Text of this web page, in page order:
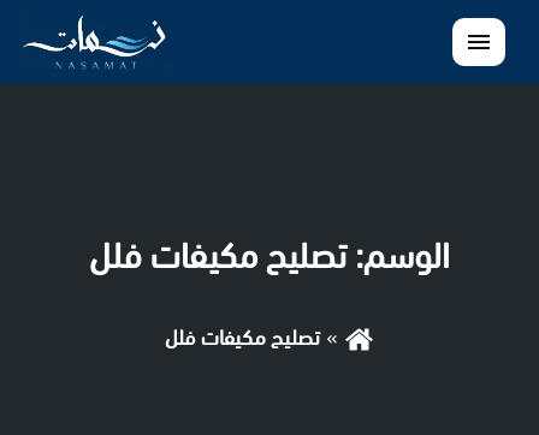
القائمة
الوسم:تصليح مكيفات فلل
تصليح مكيفات فلل